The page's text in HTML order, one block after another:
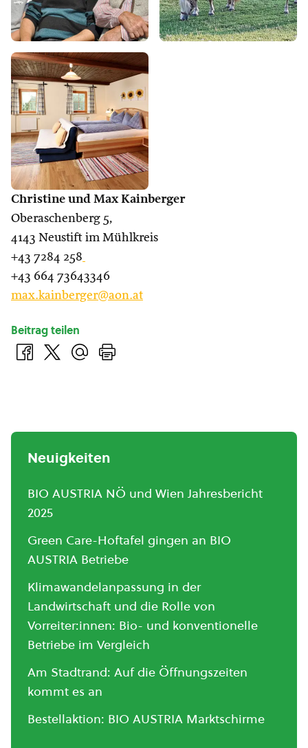
Christine und Max Kainberger
Oberaschenberg 5,
4143 Neustift im Mühlkreis
+43 7284 258
+43 664 73643346
max.kainberger@aon.at
Beitrag teilen
Neuigkeiten
BIO AUSTRIA NÖ und Wien Jahresbericht
2025
Green Care-Hoftafel gingen an BIO
AUSTRIA Betriebe
Klimawandelanpassung in der
Landwirtschaft und die Rolle von
Vorreiter:innen: Bio- und konventionelle
Betriebe im Vergleich
Am Stadtrand: Auf die Öffnungszeiten
kommt es an
Bestellaktion: BIO AUSTRIA Marktschirme